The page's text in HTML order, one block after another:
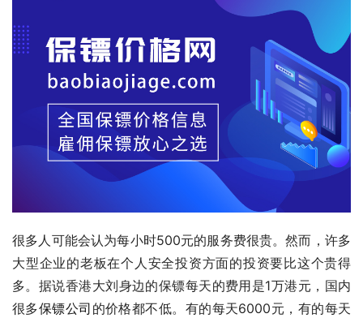
很多人可能会认为每小时500元的服务费很贵。然而，许多
大型企业的老板在个人安全投资方面的投资要比这个贵得
多。据说香港大刘身边的保镖每天的费用是1万港元，国内
很多保镖公司 的价格都不低。有的每天6000元，有的每天